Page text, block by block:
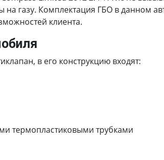
газу. Комплектация ГБО в данном
клиента.
в его конструкцию входят:
термопластиковыми трубками